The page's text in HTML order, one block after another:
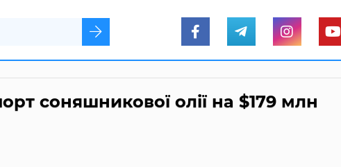
соняшникової олії на $179 млн